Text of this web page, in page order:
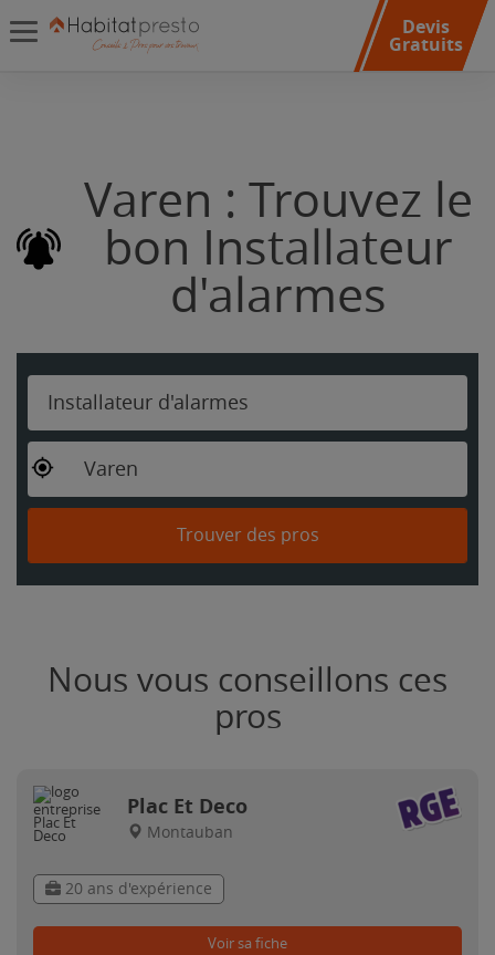
Devis
Gratuits
Varen : Trouvez le
bon Installateur
d'alarmes
Installateur d'alarmes
Varen
Trouver des pros
Nous vous conseillons ces
pros
Plac Et Deco
Montauban
20 ans d'expérience
Voir sa fiche